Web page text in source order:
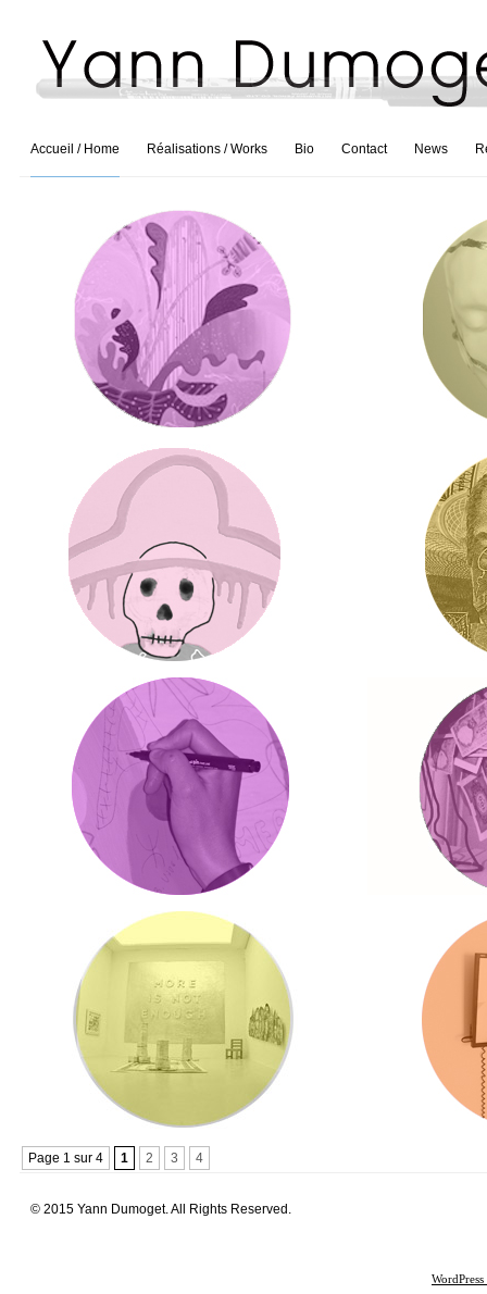
Accueil / Home Réalisations / Works Bio Contact News
Page 1 sur 4 1 2 3 4
© 2015 Yann Dumoget. All Rights Reserved.